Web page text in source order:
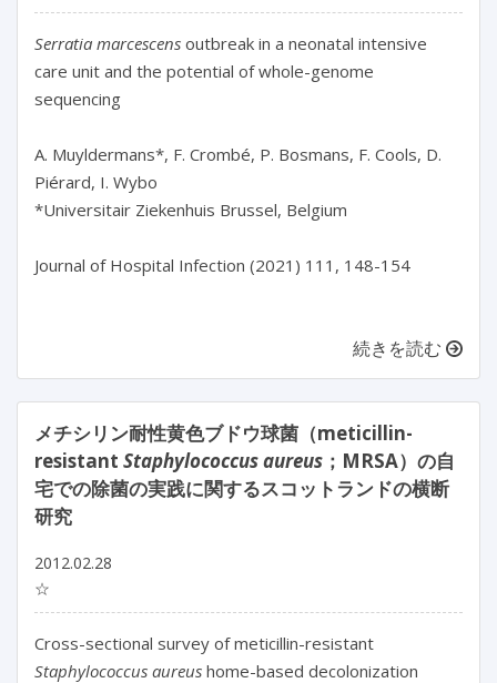
Serratia marcescens outbreak in a neonatal intensive
care unit and the potential of whole-genome
sequencing
A. Muyldermans*, F. Crombé, P. Bosmans, F. Cools, D.
Piérard, I. Wybo
*Universitair Ziekenhuis Brussel, Belgium
Journal of Hospital Infection (2021) 111, 148-154
続きを読む
メチシリン耐性黄色ブドウ球菌（meticillin-
resistant Staphylococcus aureus ；MRSA）の自
宅での除菌の実践に関するスコットランドの横断
研究
2012.02.28
☆
Cross-sectional survey of meticillin-resistant
Staphylococcus aureus home-based decolonization